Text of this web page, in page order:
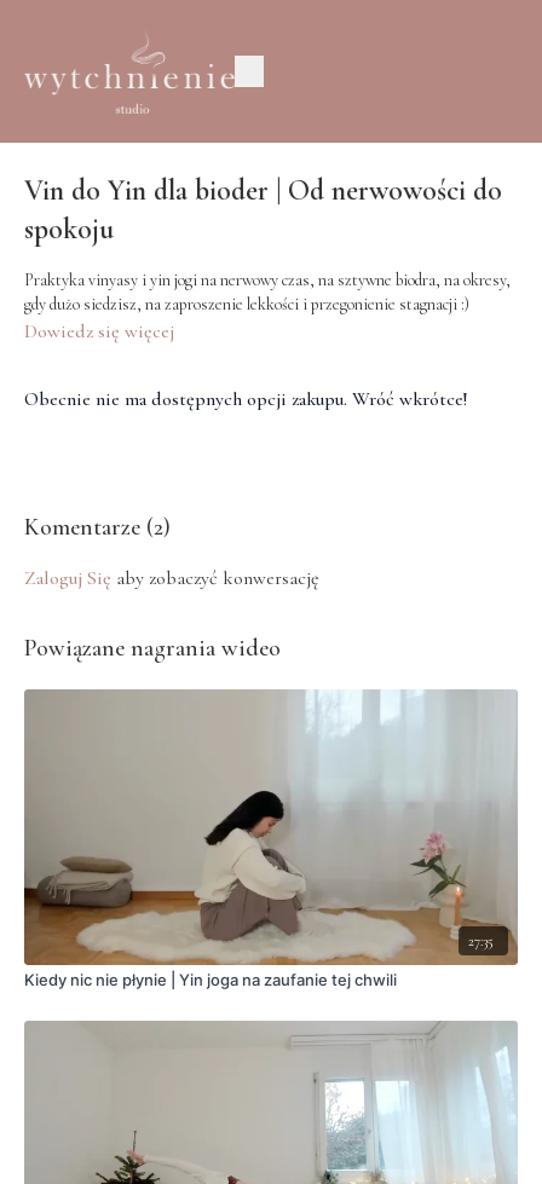
Vin do Yin dla bioder | Od nerwowości do
spokoju
Praktyka vinyasy i yin jogi na nerwowy czas, na sztywne biodra, na okresy,
gdy dużo siedzisz, na zaproszenie lekkości i przegonienie stagnacji :)
Dowiedz się więcej
Obecnie nie ma dostępnych opcji zakupu. Wróć wkrótce!
Komentarze (2)
Zaloguj Się aby zobaczyć konwersację
Powiązane nagrania wideo
27:35
Kiedy nic nie płynie | Yin joga na zaufanie tej chwili